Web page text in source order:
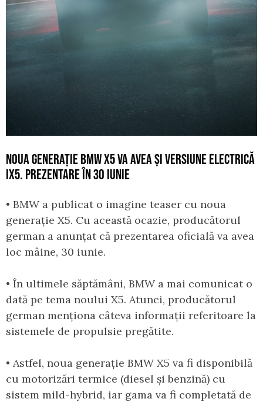
NOUA GENERAȚIE BMW X5 VA AVEA ȘI VERSIUNE ELECTRICĂ
IX5. PREZENTARE ÎN 30 IUNIE
• BMW a publicat o imagine teaser cu noua
generație X5. Cu această ocazie, producătorul
german a anunțat că prezentarea oficială va avea
loc mâine, 30 iunie.
• În ultimele săptămâni, BMW a mai comunicat o
dată pe tema noului X5. Atunci, producătorul
german menționa câteva informații referitoare la
sistemele de propulsie pregătite.
• Astfel, noua generație BMW X5 va fi disponibilă
cu motorizări termice (diesel și benzină) cu
sistem mild-hybrid, iar gama va fi completată de